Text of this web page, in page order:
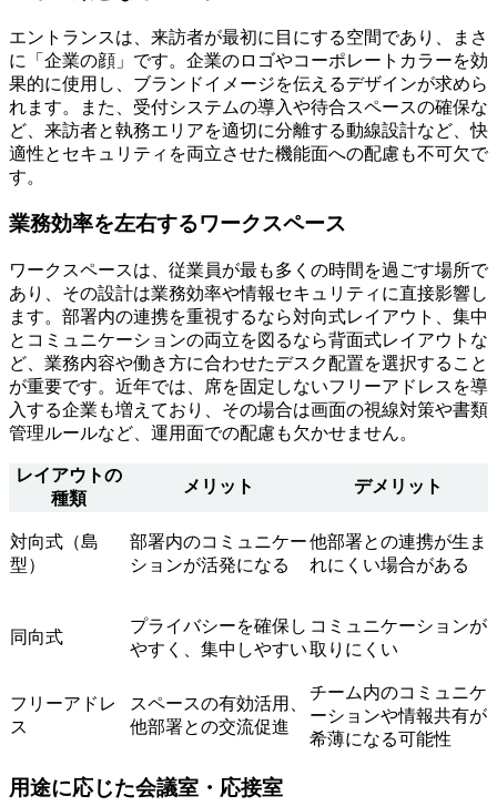
エントランスは、来訪者が最初に目にする空間であり、まさ
に「企業の顔」です。企業のロゴやコーポレートカラーを効
果的に使用し、ブランドイメージを伝えるデザインが求めら
れます。また、受付システムの導入や待合スペースの確保な
ど、来訪者と執務エリアを適切に分離する動線設計など、快
適性とセキュリティを両立させた機能面への配慮も不可欠で
す。
業務効率を左右するワークスペース
ワークスペースは、従業員が最も多くの時間を過ごす場所で
あり、その設計は業務効率や情報セキュリティに直接影響し
ます。部署内の連携を重視するなら対向式レイアウト、集中
とコミュニケーションの両立を図るなら背面式レイアウトな
ど、業務内容や働き方に合わせたデスク配置を選択すること
が重要です。近年では、席を固定しないフリーアドレスを導
入する企業も増えており、その場合は画面の視線対策や書類
管理ルールなど、運用面での配慮も欠かせません。
レイアウトの
種類
メリット デメリット
対向式（島
型）
部署内のコミュニケー
ションが活発になる
他部署との連携が生ま
れにくい場合がある
同向式
プライバシーを確保し
やすく、集中しやすい
コミュニケーションが
取りにくい
フリーアドレ
ス
スペースの有効活用、
他部署との交流促進
チーム内のコミュニケ
ーションや情報共有が
希薄になる可能性
用途に応じた会議室・応接室